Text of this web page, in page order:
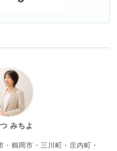
みちよ
・鶴岡市・三川町・庄内町・